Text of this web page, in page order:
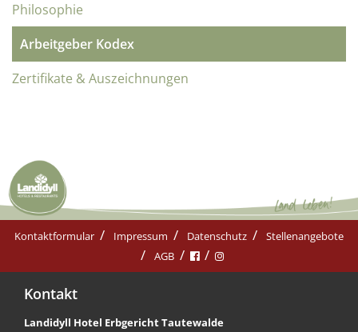
Philosophie
Arbeitgeber Kodex
Zertifikate & Auszeichnungen
Kontaktformular Impressum Datenschutz
Stellenangebote
AGB
Kontakt
Landidyll Hotel Erbgericht Tautewalde